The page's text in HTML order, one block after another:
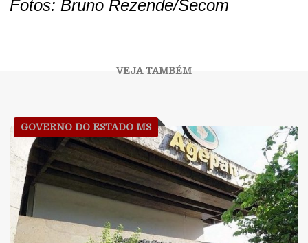
Fotos: Bruno Rezende/Secom
GOVERNO DO ESTADO MS